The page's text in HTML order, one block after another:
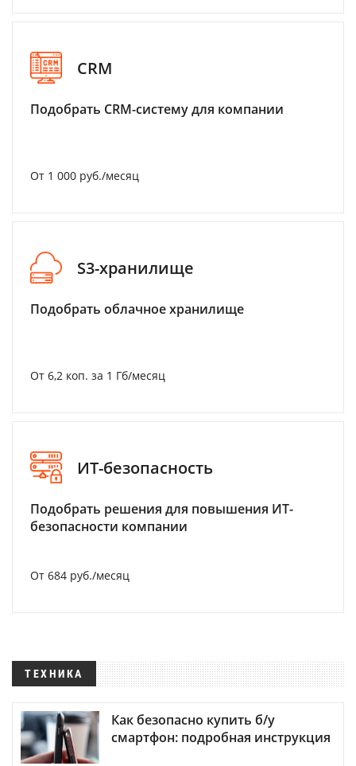
CRM
Подобрать CRM-систему для компании
От 1 000 руб./месяц
S3-хранилище
Подобрать облачное хранилище
От 6,2 коп. за 1 Гб/месяц
ИТ-безопасность
Подобрать решения для повышения ИТ-
безопасности компании
От 684 руб./месяц
ТЕХНИКА
Как безопасно купить б/у
смартфон: подробная инструкция